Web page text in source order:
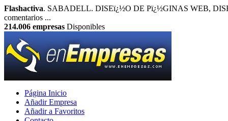
Flashactiva. SABADELL. DISEï¿½O DE Pï¿½GINAS WEB,
comentarios ...
214.006 empresas Disponibles
Página Inicio
Añadir Empresa
Añadir a Favoritos